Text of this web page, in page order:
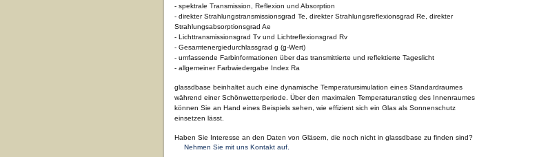
- spektrale Transmission, Reflexion und Absorption
- direkter Strahlungstransmissionsgrad Te, direkter Strahlungsreflexionsgrad Re, direkter
Strahlungsabsorptionsgrad Ae
- Lichttransmissionsgrad Tv und Lichtreflexionsgrad Rv
- Gesamtenergiedurchlassgrad g (g-Wert)
- umfassende Farbinformationen über das transmittierte und reflektierte Tageslicht
- allgemeiner Farbwiedergabe Index Ra
glassdbase beinhaltet auch eine dynamische Temperatursimulation eines Standardraumes
während einer Schönwetterperiode. Über den maximalen Temperaturanstieg des Innenraumes
können Sie an Hand eines Beispiels sehen, wie effizient sich ein Glas als Sonnenschutz
einsetzen lässt.
Haben Sie Interesse an den Daten von Gläsern, die noch nicht in glassdbase zu finden sind?
Nehmen Sie mit uns Kontakt auf.